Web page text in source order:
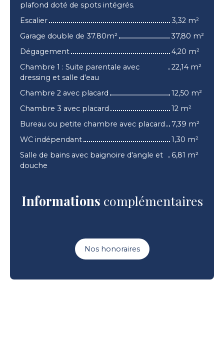
plafond doté de spots intégrés.
Escalier
3,32 m²
Garage double de 37.80m²
37,80 m²
Dégagement
4,20 m²
Chambre 1 : Suite parentale avec
dressing et salle d'eau
22,14 m²
Chambre 2 avec placard
12,50 m²
Chambre 3 avec placard
12 m²
Bureau ou petite chambre avec placard
7,39 m²
WC indépendant
1,30 m²
Salle de bains avec baignoire d'angle et
douche
6,81 m²
Informations complémentaires
Nos honoraires